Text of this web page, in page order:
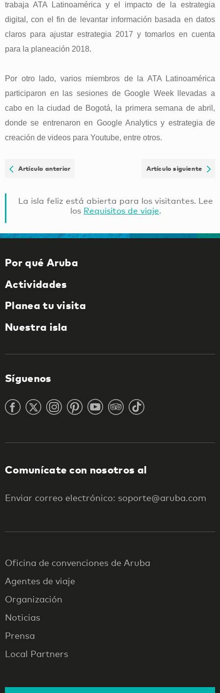
trabaja ATA Latinoamérica y el impacto de la estrategia
digital, con el fin de levantar información basada en datos
claros para ajustar estrategia 2017 y tomarlos en cuenta
para la planeación 2018.
Por otro lado, varios miembros de la ATA Latinoamérica
participaron en las sesiones de Google Week llevadas a
cabo en la ciudad de Bogotá, la primera semana de abril,
donde se entrenaron en Google Analytics y estrategia de
creación de videos para Youtube, entre otros.
Artículo anterior Artículo siguiente
La isla feliz está abierta para los visitantes. Lee
los Requisitos de viaje.
Por qué Aruba
Actividades
Planea tu visita
Nuestra isla
Síguenos
Comunícate con nosotros al
Enviar correo electrónico: soporte@aruba.com
Oficina de convenciones de Aruba
Agentes de viaje
Organización
Noticias
Prensa
Local Partners